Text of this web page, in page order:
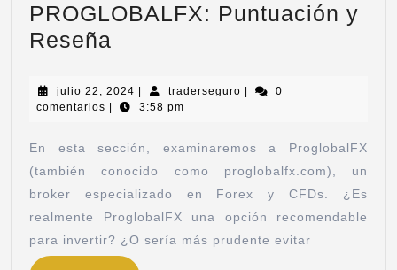
PROGLOBALFX: Puntuación y
Reseña
julio 22, 2024 traderseguro
0
comentarios
3:58 pm
En esta sección, examinaremos a ProglobalFX
(también conocido como proglobalfx.com), un
broker especializado en Forex y CFDs. ¿Es
realmente ProglobalFX una opción recomendable
para invertir? ¿O sería más prudente evitar